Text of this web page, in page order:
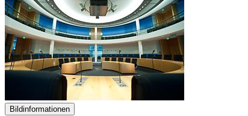
Bildinformationen